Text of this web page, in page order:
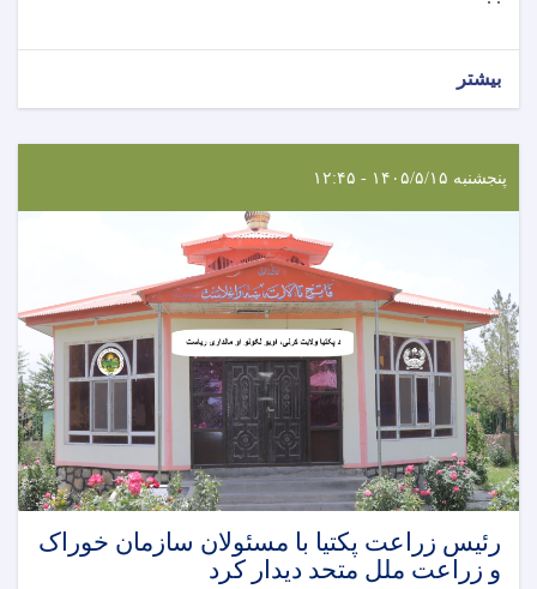
بیشتر
پنجشنبه ۱۴۰۵/۵/۱۵ - ۱۲:۴۵
رئیس زراعت پکتیا با مسئولان سازمان خوراک
و زراعت ملل متحد دیدار کرد